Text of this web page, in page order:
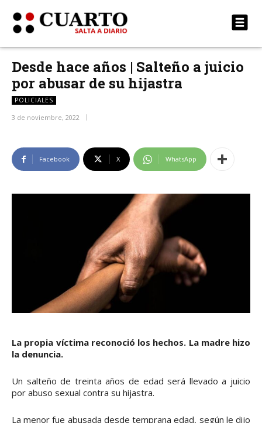
Desde hace años | Salteño a juicio
por abusar de su hijastra
POLICIALES
3 de noviembre, 2022
Facebook X WhatsApp
La propia víctima reconoció los hechos. La madre hizo
la denuncia.
Un salteño de treinta años de edad será llevado a juicio
por abuso sexual contra su hijastra.
La menor fue abusada desde temprana edad, según le dijo